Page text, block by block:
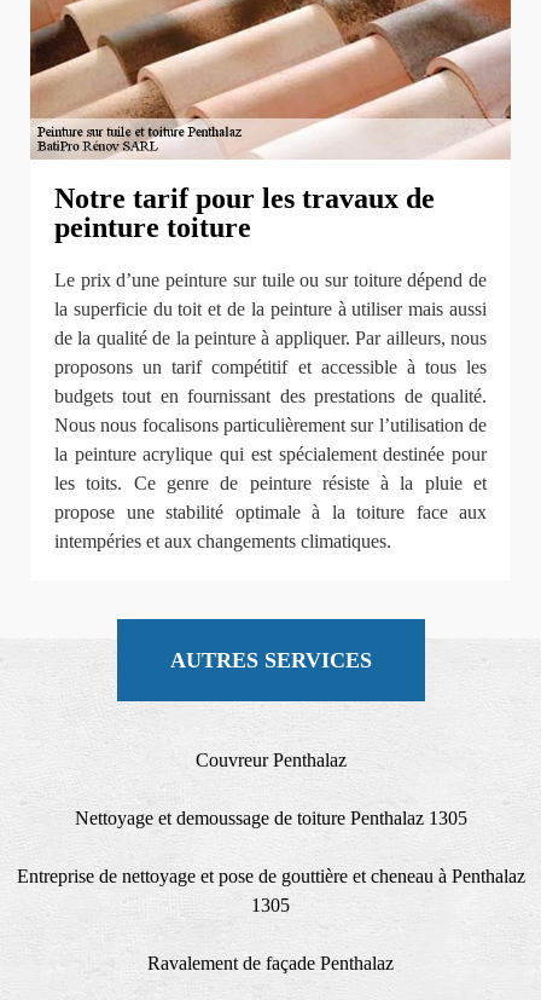
Notre tarif pour les travaux de
peinture toiture
Le prix d’une peinture sur tuile ou sur toiture dépend de
la superficie du toit et de la peinture à utiliser mais aussi
de la qualité de la peinture à appliquer. Par ailleurs, nous
proposons un tarif compétitif et accessible à tous les
budgets tout en fournissant des prestations de qualité.
Nous nous focalisons particulièrement sur l’utilisation de
la peinture acrylique qui est spécialement destinée pour
les toits. Ce genre de peinture résiste à la pluie et
propose une stabilité optimale à la toiture face aux
intempéries et aux changements climatiques.
AUTRES SERVICES
Couvreur Penthalaz
Nettoyage et demoussage de toiture Penthalaz 1305
Entreprise de nettoyage et pose de gouttière et cheneau à Penthalaz
1305
Ravalement de façade Penthalaz